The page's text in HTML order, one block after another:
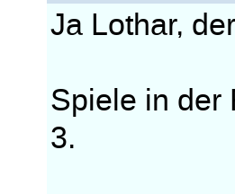
Ja Lothar,
Spiele in der
3.